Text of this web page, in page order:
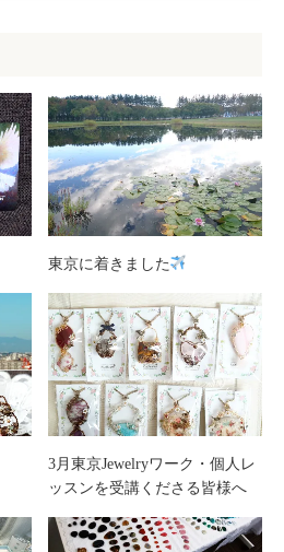
東京に着きました
3月東京Jewelryワーク・個人レ
ッスンを受講くださる皆様へ